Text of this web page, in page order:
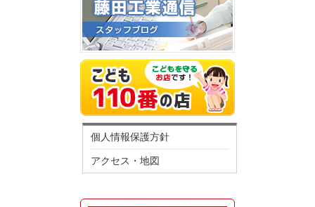
個人情報保護方針
アクセス・地図